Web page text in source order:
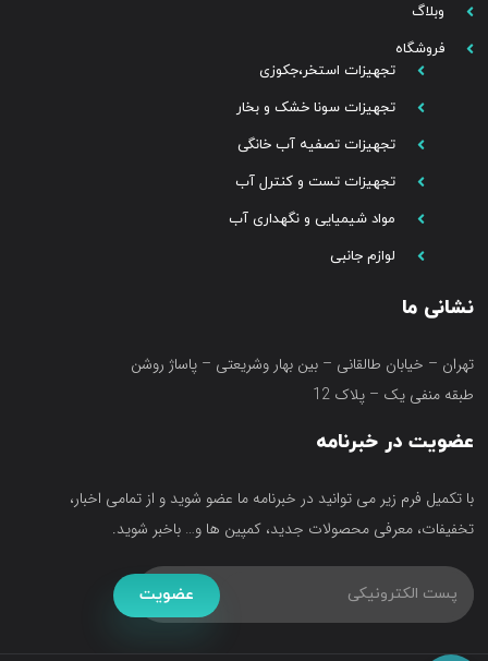
وبلاگ
فروشگاه
تجهیزات استخر،جکوزی
تجهیزات سونا خشک و بخار
تجهیزات تصفیه آب خانگی
تجهیزات تست و کنترل آب
مواد شیمیایی و نگهداری آب
لوازم جانبی
نشانی ما
تهران – خیابان طالقانی – بین بهار وشریعتی – پاساژ روشن
طبقه منفی یک – پلاک 12
عضویت در خبرنامه
با تکمیل فرم زیر می توانید در خبرنامه ما عضو شوید و از تمامی اخبار،
تخفیفات، معرفی محصولات جدید، کمپین ها و… باخبر شوید.
عضویت